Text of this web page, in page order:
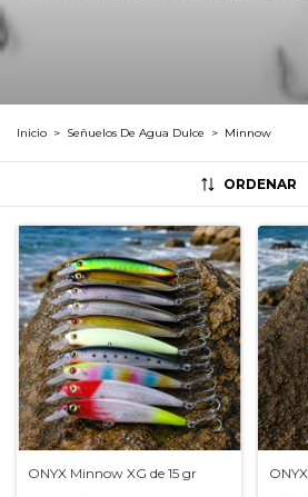
Inicio > Señuelos De Agua Dulce > Minnow
ORDENAR
ONYX Minnow XG de 15 gr